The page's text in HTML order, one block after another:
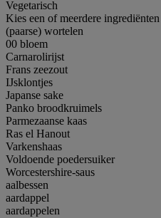
Vegetarisch
Kies een of meerdere ingrediënten
(paarse) wortelen
00 bloem
Carnarolirijst
Frans zeezout
IJsklontjes
Japanse sake
Panko broodkruimels
Parmezaanse kaas
Ras el Hanout
Varkenshaas
Voldoende poedersuiker
Worcestershire-saus
aalbessen
aardappel
aardappelen